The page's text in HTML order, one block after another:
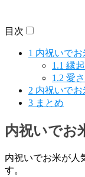
目次
1 内祝いで
1.1 縁
1.2 愛
2 内祝いで
3 まとめ
内祝いでお
内祝いでお米が人
す。